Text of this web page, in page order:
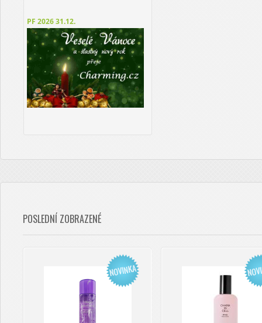
PF 202631.12.
POSLEDNÍ ZOBRAZENÉ